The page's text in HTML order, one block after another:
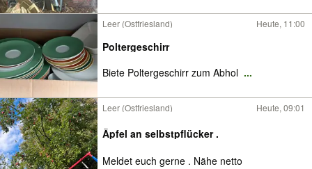
Leer (Ostfriesland) Heute, 11:00
Poltergeschirr
Biete Poltergeschirr zum Abhol ...
Leer (Ostfriesland) Heute, 09:01
Äpfel an selbstpflücker .
Meldet euch gerne . Nähe netto